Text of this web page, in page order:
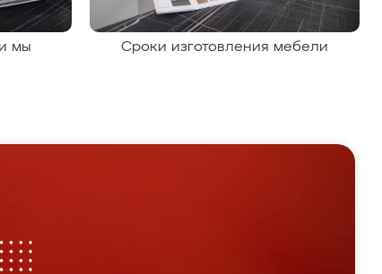
мы
Сроки изготовления мебели